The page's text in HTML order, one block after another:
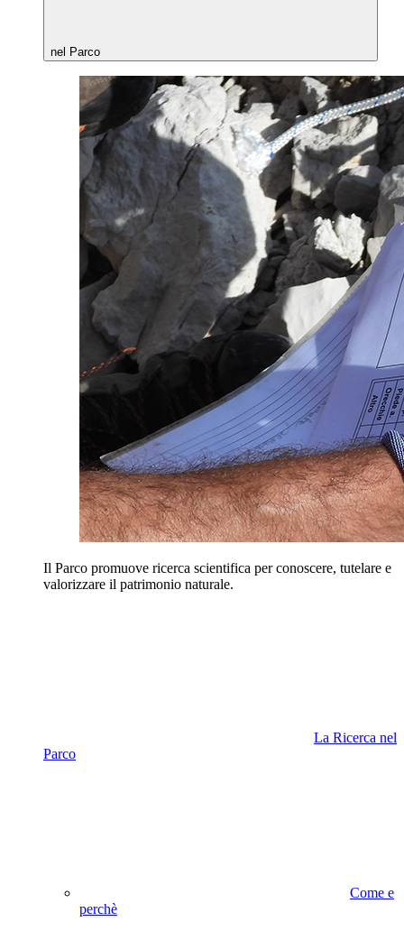
nel Parco
Il Parco promuove ricerca scientifica per conoscere, tutelare e
valorizzare il patrimonio naturale.
La Ricerca nel
Parco
Come e
perchè